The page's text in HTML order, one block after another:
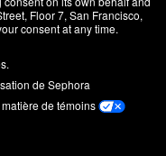
Floor 7, San Francisco,
consent at any time.
de Sephora
de témoins